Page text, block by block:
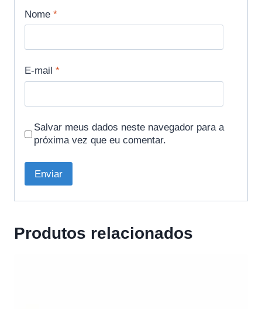
Nome *
E-mail *
Salvar meus dados neste navegador para a
próxima vez que eu comentar.
Produtos relacionados